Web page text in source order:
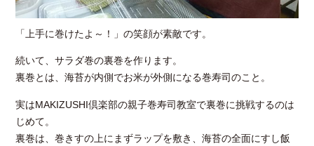
「上手に巻けたよ～！」の笑顔が素敵です。
続いて、サラダ巻の裏巻を作ります。
裏巻とは、海苔が内側でお米が外側になる巻寿司のこと。
実はMAKIZUSHI倶楽部の親子巻寿司教室で裏巻に挑戦するのは
じめて。
裏巻は、巻きすの上にまずラップを敷き、海苔の全面にすし飯